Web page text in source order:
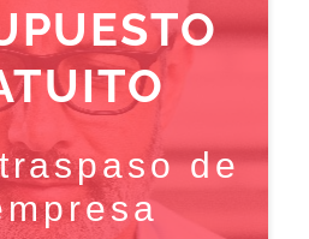
de